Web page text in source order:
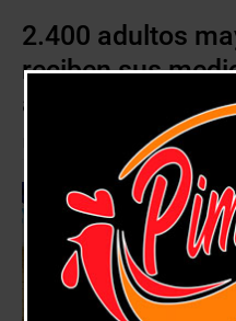
2.400 adultos
reciben sus
alimentos a
Quillota